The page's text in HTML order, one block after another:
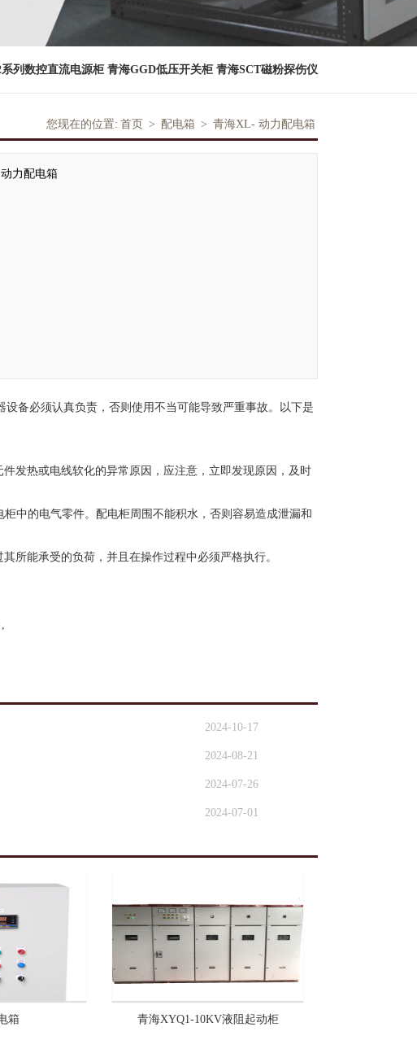
列数控直流电源柜 青海GGD低压开关柜 青海SCT磁粉探伤仪
您现在的位置: 首页 > 配电箱 > 青海XL- 动力配电箱
力配电箱
设备必须认真负责，否则使用不当可能导致严重事故。以下是
发热或电线软化的异常原因，应注意，立即发现原因，及时
中的电气零件。配电柜周围不能积水，否则容易造成泄漏和
所能承受的负荷，并且在操作过程中必须严格执行。
,
2024-10-17
2024-08-21
2024-07-26
2024-07-01
箱 青海XYQ1-10KV液阻起动柜